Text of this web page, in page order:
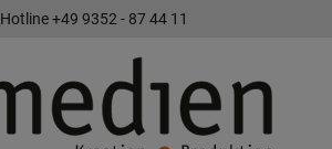
Hotline +49 9352 - 87 44 11